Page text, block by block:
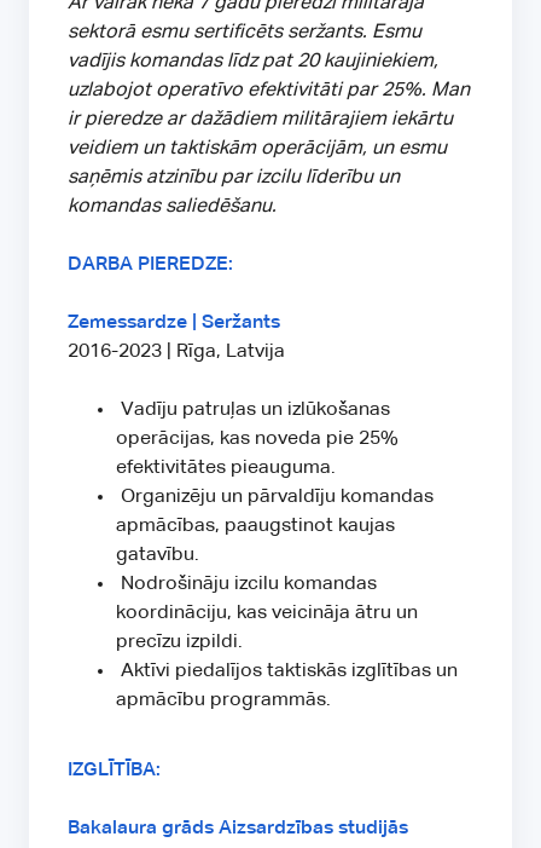
sektorā esmu sertificēts seržants. Esmu
vadījis komandas līdz pat 20 kaujiniekiem,
uzlabojot operatīvo efektivitāti par 25%. Man
ir pieredze ar dažādiem militārajiem iekārtu
veidiem un taktiskām operācijām, un esmu
saņēmis atzinību par izcilu līderību un
komandas saliedēšanu.
DARBA PIEREDZE:
Zemessardze | Seržants
2016-2023 | Rīga, Latvija
Vadīju patruļas un izlūkošanas
operācijas, kas noveda pie 25%
efektivitātes pieauguma.
Organizēju un pārvaldīju komandas
apmācības, paaugstinot kaujas
gatavību.
Nodrošināju izcilu komandas
koordināciju, kas veicināja ātru un
precīzu izpildi.
Aktīvi piedalījos taktiskās izglītības un
apmācību programmās.
IZGLĪTĪBA:
Bakalaura grāds Aizsardzības studijās